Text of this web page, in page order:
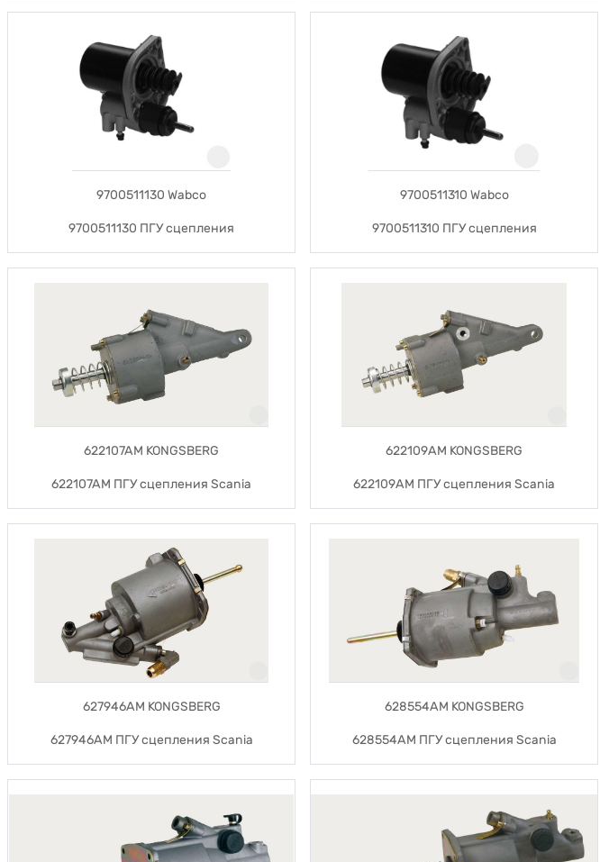
9700511130 Wabco
9700511130 ПГУ сцепления
9700511310 Wabco
9700511310 ПГУ сцепления
622107AM KONGSBERG
622107AM ПГУ сцепления Scania
622109AM KONGSBERG
622109AM ПГУ сцепления Scania
627946AM KONGSBERG
627946AM ПГУ сцепления Scania
628554AM KONGSBERG
628554AM ПГУ сцепления Scania